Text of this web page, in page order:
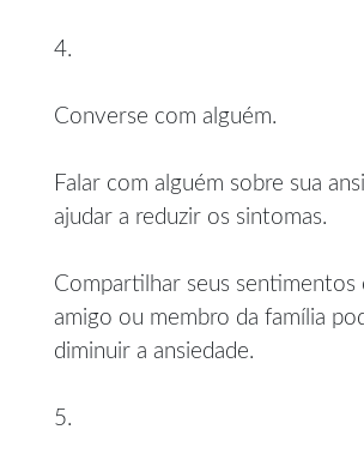
4.
Converse com alguém.
Falar com alguém sobre sua
ajudar a reduzir os sintomas.
Compartilhar seus sentimentos
amigo ou membro da família
diminuir a ansiedade.
5.